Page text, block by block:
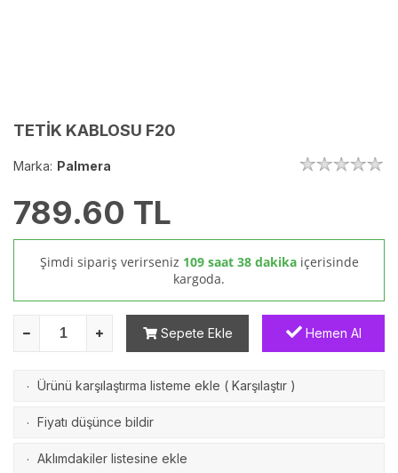
TETİK KABLOSU F20
Marka: Palmera
789.60 TL
Şimdi sipariş verirseniz 109 saat 38 dakika içerisinde
kargoda.
Sepete Ekle Hemen Al
· Ürünü karşılaştırma listeme ekle ( Karşılaştır )
· Fiyatı düşünce bildir
· Aklımdakiler listesine ekle